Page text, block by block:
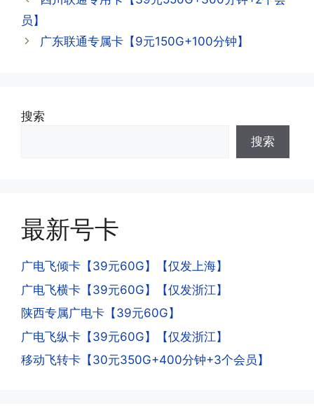
到，耐心等待48小时后，再刷新app即
答:这是属于正常现象，属于刚激活到账
是因为激活当月的流量会按照您激活剩余
的天数折算到账，次月就会全额到账，留
超出额外扣费哦。
·4.实际扣费月租
答:
(1)首月扣费:电信是首月免费，联通是按
·3.注销后，会不会影响我的信誉?
·4.为什么手机卡刚激活60天内不能换手
去骗人。他必须注册很多APP才可以去骗
人。他们是用专业设备插手机卡打的，所
以会经常换卡槽换设备。所以基于这些特
点，运营商系统会识别到，如果你有类似
的异常使用行为，就会让你二次认证。二
次认证是为了证明你本人在使用这张卡。
一般二次认证的流程是本人使用这张卡的
流量，通过运营商链接刷人脸，拍身份证
件，来证明是本人在使用。具体可以网上
员】
广东联通专属卡【9元150G+100分钟】
搜索
搜索
最新号卡
广电飞倾卡【39元60G】【仅发上海】
广电飞横卡【39元60G】【仅发浙江】
陕西专属广电卡【39元60G】
广电飞纵卡【39元60G】【仅发浙江】
移动飞转卡【30元350G+400分钟+3个会员】